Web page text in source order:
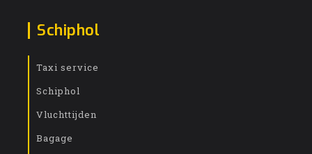
Schiphol
Taxi service
Schiphol
Vluchttijden
Bagage